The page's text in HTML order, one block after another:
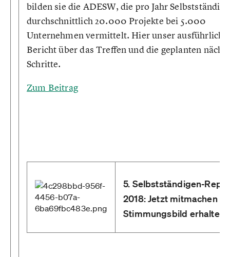
bilden sie die ADESW, die pro Jahr
durchschnittlich 20.000 Projekte bei 5.000
Unternehmen vermittelt. Hier unser
Bericht über das Treffen und die geplanten
Schritte.
Zum Beitrag
5. Selbstständigen-
2018: Jetzt mitmachen
Stimmungsbild erhalten